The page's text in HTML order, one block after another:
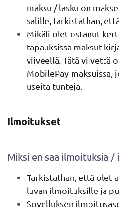
maksu / lasku on
salille, tarkistathan,
Mikäli olet ostanut
tapauksissa maksut
viiveellä. Tätä viivettä
MobilePay-maksuissa,
useita tunteja.
Ilmoitukset
Miksi en saa ilmoituksia
Tarkistathan, että olet
luvan ilmoituksille ja
Sovelluksen